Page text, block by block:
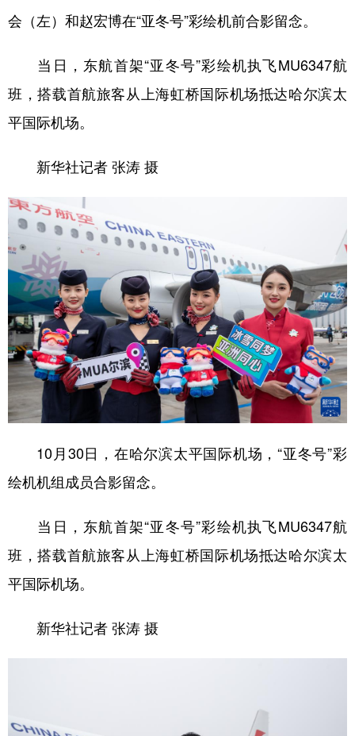
会（左）和赵宏博在“亚冬号”彩绘机前合影留念。
当日，东航首架“亚冬号”彩绘机执飞MU6347航
班，搭载首航旅客从上海虹桥国际机场抵达哈尔滨太
平国际机场。
新华社记者 张涛 摄
10月30日，在哈尔滨太平国际机场，“亚冬号”彩
绘机机组成员合影留念。
当日，东航首架“亚冬号”彩绘机执飞MU6347航
班，搭载首航旅客从上海虹桥国际机场抵达哈尔滨太
平国际机场。
新华社记者 张涛 摄